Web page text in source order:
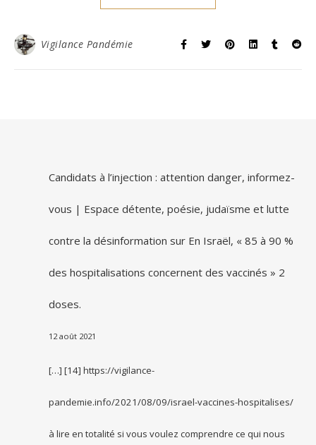
Vigilance Pandémie
Candidats à l’injection : attention danger, informez-
vous | Espace détente, poésie, judaïsme et lutte
contre la désinformation sur En Israël, « 85 à 90 %
des hospitalisations concernent des vaccinés » 2
doses.
12 août 2021
[…] [14] https://vigilance-
pandemie.info/2021/08/09/israel-vaccines-hospitalises/
à lire en totalité si vous voulez comprendre ce qui nous